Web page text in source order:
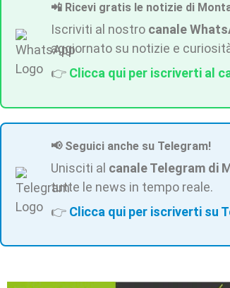
📲 Ricevi gratis le notizie di
Iscriviti al nostro canale
aggiornato su notizie e
👉 Clicca qui per iscriverti al
📢 Seguici anche su Telegram!
Unisciti al canale Telegram di
tutte le news in tempo reale.
👉 Clicca qui per iscriverti su